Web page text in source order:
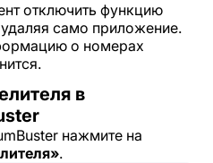
отключить функцию
само приложение.
о номерах
в
нажмите на
.